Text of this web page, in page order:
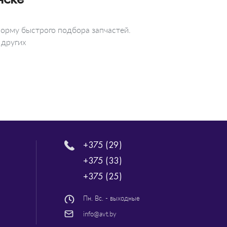
быстрого подбора запчастей.
+375 (29)
+375 (33)
+375 (25)
Пн. Вс. - выходные
info@avt.by